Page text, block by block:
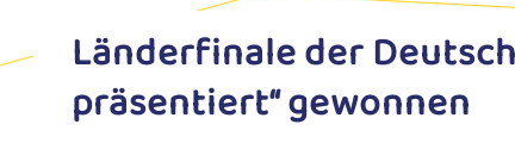
Länderfinale der
präsentiert“ gewonnen